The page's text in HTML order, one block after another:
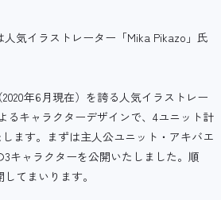
気イラストレーター「Mika Pikazo」氏
年6月現在）を誇る人気イラストレー
るキャラクターデザインで、4ユニット計
ます。まずは主人公ユニット・アキバエ
3キャラクターを公開いたしました。順
てまいります。